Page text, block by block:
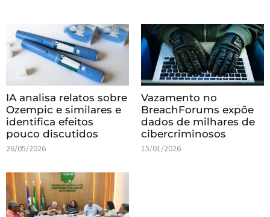
IA analisa relatos sobre
Ozempic e similares e
identifica efeitos
pouco discutidos
26/05/2026
Vazamento no
BreachForums expõe
dados de milhares de
cibercriminosos
15/01/2026